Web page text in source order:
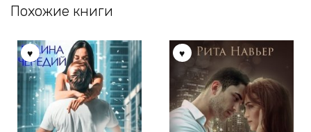
Похожие книги